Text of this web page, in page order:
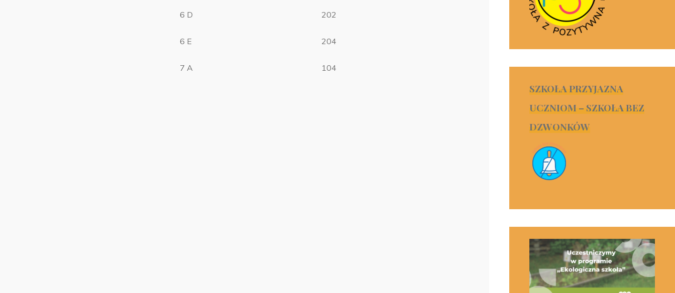
6 D 202
6 E 204
7 A 104
SZKOŁA PRZYJAZNA
UCZNIOM – SZKOŁA BEZ
DZWONKÓW